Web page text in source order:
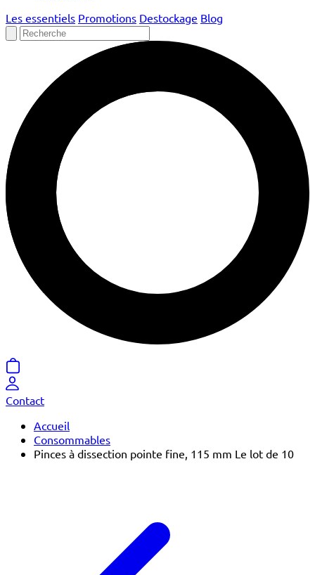
Les essentiels Promotions Destockage Blog
Contact
Accueil
Consommables
Pinces à dissection pointe fine, 115 mm Le lot de 10